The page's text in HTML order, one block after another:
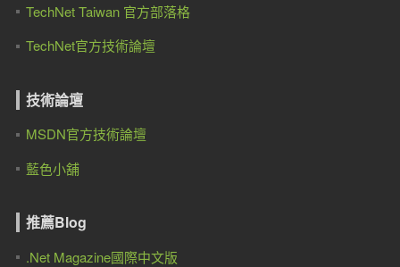
TechNet Taiwan 官方部落格
TechNet官方技術論壇
技術論壇
MSDN官方技術論壇
藍色小舖
推薦Blog
.Net Magazine國際中文版